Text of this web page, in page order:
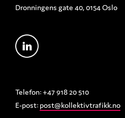
Dronningens gate 40, 0154 Oslo
Telefon: +47 918 20 510
E-post: post@kollektivtrafikk.no